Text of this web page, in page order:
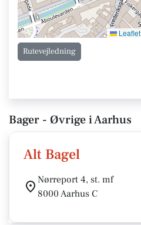
Leaflet
Rutevejledning
Bager - Øvrige i Aarhus
Alt Bagel
Nørreport 4, st. mf
8000 Aarhus C